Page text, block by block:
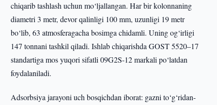
chiqarib tashlash uchun mo‘ljallangan. Har bir kolonnaning
diametri 3 metr, devor qalinligi 100 mm, uzunligi 19 metr
bo‘lib, 63 atmosferagacha bosimga chidamli. Uning og‘irligi
147 tonnani tashkil qiladi. Ishlab chiqarishda GOST 5520–17
standartiga mos yuqori sifatli 09G2S-12 markali po‘latdan
foydalaniladi.
Adsorbsiya jarayoni uch bosqichdan iborat: gazni to‘g‘ridan-